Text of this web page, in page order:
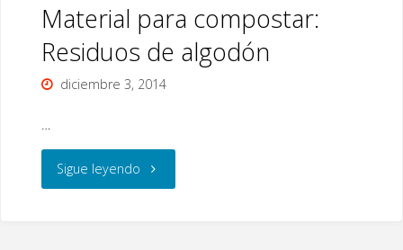
Material para compostar:
Residuos de algodón
diciembre 3, 2014
…
Sigue leyendo"Material